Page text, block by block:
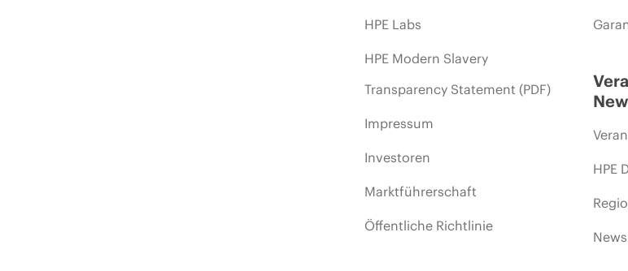
HPE Labs
HPE Modern Slavery
Transparency Statement (PDF)
Impressum
Investoren
Marktführerschaft
Öffentliche Richtlinie
HPE